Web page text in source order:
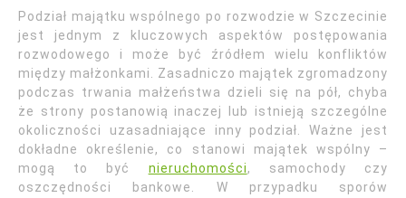
Podział majątku wspólnego po rozwodzie w Szczecinie
jest jednym z kluczowych aspektów postępowania
rozwodowego i może być źródłem wielu konfliktów
między małżonkami. Zasadniczo majątek zgromadzony
podczas trwania małżeństwa dzieli się na pół, chyba
że strony postanowią inaczej lub istnieją szczególne
okoliczności uzasadniające inny podział. Ważne jest
dokładne określenie, co stanowi majątek wspólny –
mogą to być nieruchomości, samochody czy
oszczędności bankowe. W przypadku sporów